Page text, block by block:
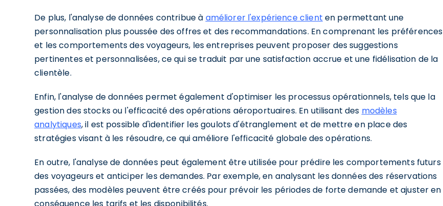
De plus, l'analyse de données contribue à améliorer l'expérience client en permettant une
personnalisation plus poussée des offres et des recommandations. En comprenant les préférences
et les comportements des voyageurs, les entreprises peuvent proposer des suggestions
pertinentes et personnalisées, ce qui se traduit par une satisfaction accrue et une fidélisation de la
clientèle.
Enfin, l'analyse de données permet également d'optimiser les processus opérationnels, tels que la
gestion des stocks ou l'efficacité des opérations aéroportuaires. En utilisant des modèles
analytiques, il est possible d'identifier les goulots d'étranglement et de mettre en place des
stratégies visant à les résoudre, ce qui améliore l'efficacité globale des opérations.
En outre, l'analyse de données peut également être utilisée pour prédire les comportements futurs
des voyageurs et anticiper les demandes. Par exemple, en analysant les données des réservations
passées, des modèles peuvent être créés pour prévoir les périodes de forte demande et ajuster en